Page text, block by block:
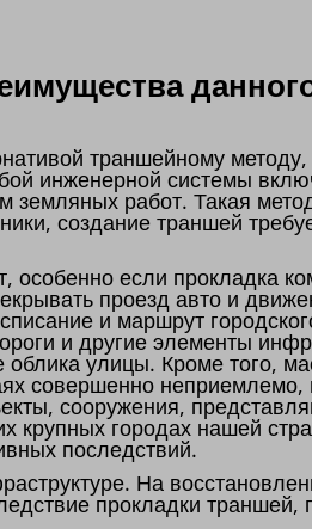
траншейному
инженерной системы
земляных работ. Такая
создание траншей
если прокладка
проезд авто и
и маршрут
и другие элементы
улицы. Кроме того,
совершенно неприемлемо,
сооружения,
крупных городах нашей
последствий.
На
прокладки